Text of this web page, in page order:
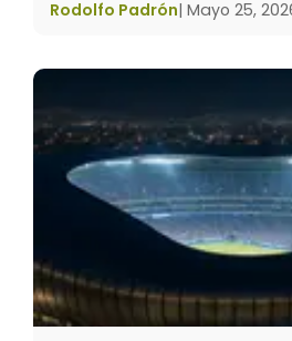
Rodolfo Padrón| Mayo 25,